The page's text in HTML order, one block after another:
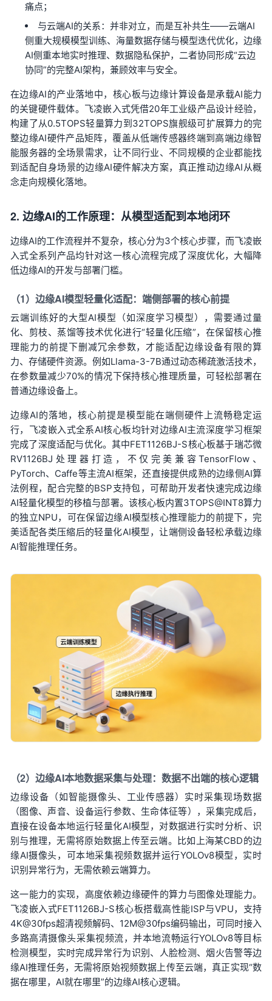
痛点；
与云端AI的关系：并非对立，而是互补共生——云端AI
侧重大规模模型训练、海量数据存储与模型迭代优化，边缘
AI侧重本地实时推理、数据隐私保护，二者协同形成“云边
协同”的完整AI架构，兼顾效率与安全。
在边缘AI的产业落地中， 核心板与边缘计算设备是承载AI能力
的关键硬件载体。 飞凌嵌入式凭借20年工业级产品设计经验，
构建了从0.5TOPS轻量算力到32TOPS旗舰级可扩展算力的完
整边缘AI硬件产品矩阵，覆盖从低端传感器终端到高端边缘智
能服务器的全场景需求，让不同行业、不同规模的企业都能找
到适配自身场景的边缘AI硬件解决方案，真正推动边缘AI从概
念走向规模化落地。
2. 边缘AI的工作原理：从模型适配到本地闭环
边缘AI的工作流程并不复杂，核心分为3个核心步骤，而飞凌嵌
入式全系列产品均针对这一核心流程完成了深度优化，大幅降
低边缘AI的开发与部署门槛。
（1）边缘AI模型轻量化适配：端侧部署的核心前提
云端训练好的大型AI模型（如深度学习模型），需要通过量
化、剪枝、蒸馏等技术优化进行“轻量化压缩”，在保留核心推
理能力的前提下删减冗余参数，才能适配边缘设备有限的算
力、存储硬件资源。例如Llama-3-7B通过动态稀疏激活技术，
在参数量减少70%的情况下保持核心推理质量，可轻松部署在
普通边缘设备上。
边缘AI的落地，核心前提是模型能在端侧硬件上流畅稳定运
行，飞凌嵌入式全系AI核心板均针对边缘AI主流深度学习框架
完成了深度适配与优化。其中FET1126BJ-S核心板基于瑞芯微
RV1126BJ处理器打造，不仅完美兼容TensorFlow、
PyTorch、Caffe等主流AI框架，还直接提供成熟的边缘侧AI算
法例程，配合完整的BSP支持包，可帮助开发者快速完成边缘
AI轻量化模型的移植与部署。该核心板内置3TOPS@INT8算力
的独立NPU，可在保留边缘AI模型核心推理能力的前提下，完
美适配各类压缩后的轻量化AI模型，让端侧设备轻松承载边缘
AI智能推理任务。
（2）边缘AI本地数据采集与处理：数据不出端的核心逻辑
边缘设备（如智能摄像头、工业传感器）实时采集现场数据
（图像、声音、设备运行参数、生命体征等），采集完成后，
直接在设备本地运行轻量化AI模型，对数据进行实时分析、识
别与推理，无需将原始数据上传至云端。比如上海某CBD的边
缘AI摄像头，可本地采集视频数据并运行YOLOv8模型，实时
识别异常行为，无需依赖云端算力。
这一能力的实现，高度依赖边缘硬件的算力与图像处理能力。
飞凌嵌入式FET1126BJ-S核心板搭载高性能ISP与VPU，支持
4K@30fps超清视频解码、12M@30fps编码输出，可同时接入
多路高清摄像头采集视频流，并本地流畅运行YOLOv8等目标
检测模型，实时完成异常行为识别、人脸检测、烟火告警等边
缘AI推理任务，无需将原始视频数据上传至云端，真正实现“数
据在哪里，AI就在哪里”的边缘AI核心逻辑。